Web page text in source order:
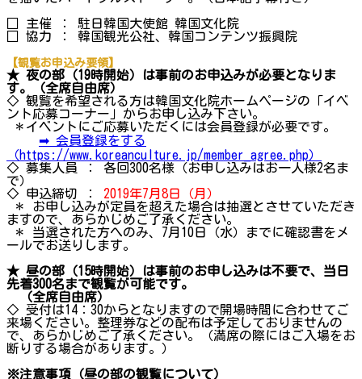
□ 主催 ： 駐日韓国大使館 韓国文化院
□ 協力 ： 韓国観光公社、韓国コンテンツ振興院
【観覧お申込み要領】
★ 夜の部（19時開始）は事前のお申込みが必要となりま
す。（全席自由席）
◇ 観覧を希望される方は韓国文化院ホームページの「イベ
ント応募コーナー」からお申し込み下さい。
＊イベントにご応募いただくには会員登録が必要です。
➡ 会員登録をする
（https://www.koreanculture.jp/member_agree.php）
◇ 募集人員 ： 各回300名様（お申し込みはお一人様2名ま
で）
◇ 申込締切 ： 2019年7月8日（月）
＊ お申し込みが定員を超えた場合は抽選とさせていただき
ますので、あらかじめご了承ください。
＊ 当選された方へのみ、7月10日（水）までに確認書をメ
ールでお送りします。
★ 昼の部（15時開始）は事前のお申し込みは不要で、当日
先着300名まで観覧が可能です。
（全席自由席）
◇ 受付は14：30からとなりますので開場時間に合わせてご
来場ください。整理券などの配布は予定しておりませんの
で、あらかじめご了承ください。（満席の際にはご入場をお
断りする場合があります。）
※注意事項（昼の部の観覧について）